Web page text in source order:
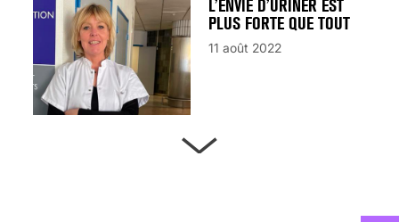
L’ENVIE D’URINER EST
PLUS FORTE QUE TOUT
11 août 2022